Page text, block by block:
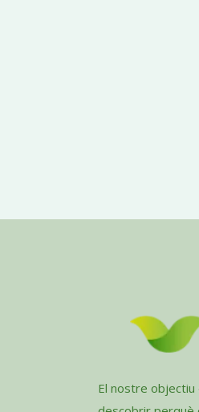
El nostre